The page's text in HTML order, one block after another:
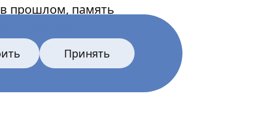
прошлом, память
давно
Принять